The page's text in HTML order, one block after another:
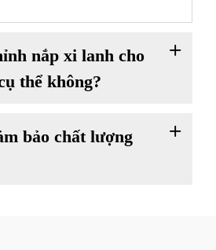
nắp xi lanh cho
thể không?
bảo chất lượng